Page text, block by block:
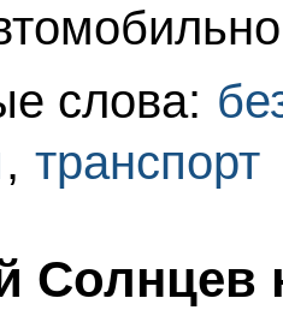
слова:
, транспорт
Солнцев